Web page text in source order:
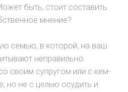
быть, стоит составить
мнение?
семью, в которой, на ваш
неправильно.
своим супругом или с кем-
но не с целью осудить и